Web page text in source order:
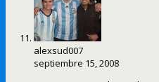
alexsud007
septiembre 15, 2008